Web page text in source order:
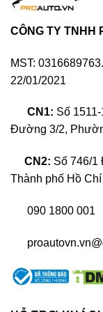
Tại Việt Nam,
đầu cho cả nhà
các dòng phim
CÔNG TY TNHH
MST:
22/01/2021
CN1: Số
Đường 3/2,
CN2: Số 746/
Thành phố Hồ
090 1800 001